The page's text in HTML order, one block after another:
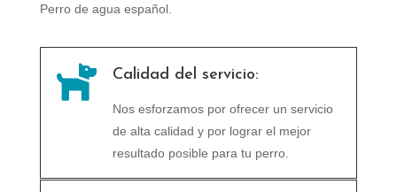
Perro de agua español.
 Calidad del servicio:
Nos esforzamos por ofrecer un servicio
de alta calidad y por lograr el mejor
resultado posible para tu perro.